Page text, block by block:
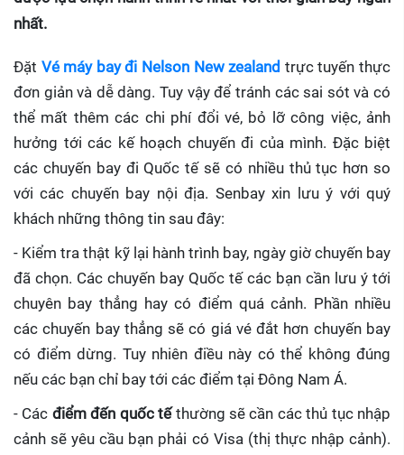
nhất.
Đặt Vé máy bay đi Nelson New zealand trực tuyến thực
đơn giản và dễ dàng. Tuy vậy để tránh các sai sót và có
thể mất thêm các chi phí đổi vé, bỏ lỡ công việc, ảnh
hưởng tới các kế hoạch chuyến đi của mình. Đặc biệt
các chuyến bay đi Quốc tế sẽ có nhiều thủ tục hơn so
với các chuyến bay nội địa. Senbay xin lưu ý với quý
khách những thông tin sau đây:
- Kiểm tra thật kỹ lại hành trình bay, ngày giờ chuyến bay
đã chọn. Các chuyến bay Quốc tế các bạn cần lưu ý tới
chuyên bay thẳng hay có điểm quá cảnh. Phần nhiều
các chuyến bay thẳng sẽ có giá vé đắt hơn chuyến bay
có điểm dừng. Tuy nhiên điều này có thể không đúng
nếu các bạn chỉ bay tới các điểm tại Đông Nam Á.
- Các điểm đến quốc tếthường sẽ cần các thủ tục nhập
cảnh sẽ yêu cầu bạn phải có Visa (thị thực nhập cảnh).